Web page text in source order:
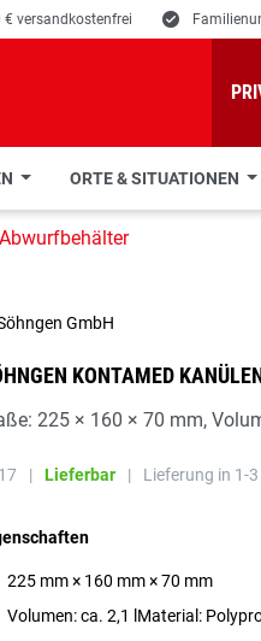
€ versandkostenfrei E
ORTE & SITUATIONEN
Abwurfbehälter
KONTAMED
GmbH
225 × 160 × 70 mm,
| Lieferbar | Lieferung in 1-
225 mm × 160 mm × 70 mm
Volumen: ca. 2,1 lMaterial: